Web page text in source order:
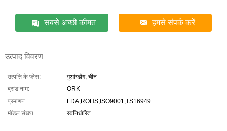
सबसे अच्छी कीमत हमसे संपर्क करें
उत्पाद विवरण
उत्पत्ति के प्लेस:
गुआंग्डोंग, चीन
ब्रांड नाम:
ORK
प्रमाणन:
FDA,ROHS,ISO9001,TS16949
मॉडल संख्या:
स्वनिर्धारित